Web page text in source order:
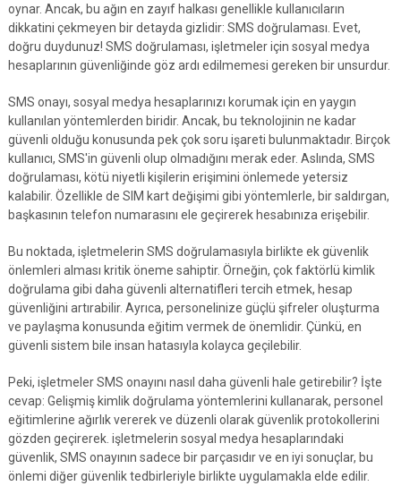
oynar. Ancak, bu ağın en zayıf halkası genellikle kullanıcıların
dikkatini çekmeyen bir detayda gizlidir: SMS doğrulaması. Evet,
doğru duydunuz! SMS doğrulaması, işletmeler için sosyal medya
hesaplarının güvenliğinde göz ardı edilmemesi gereken bir unsurdur.
SMS onayı, sosyal medya hesaplarınızı korumak için en yaygın
kullanılan yöntemlerden biridir. Ancak, bu teknolojinin ne kadar
güvenli olduğu konusunda pek çok soru işareti bulunmaktadır. Birçok
kullanıcı, SMS'in güvenli olup olmadığını merak eder. Aslında, SMS
doğrulaması, kötü niyetli kişilerin erişimini önlemede yetersiz
kalabilir. Özellikle de SIM kart değişimi gibi yöntemlerle, bir saldırgan,
başkasının telefon numarasını ele geçirerek hesabınıza erişebilir.
Bu noktada, işletmelerin SMS doğrulamasıyla birlikte ek güvenlik
önlemleri alması kritik öneme sahiptir. Örneğin, çok faktörlü kimlik
doğrulama gibi daha güvenli alternatifleri tercih etmek, hesap
güvenliğini artırabilir. Ayrıca, personelinize güçlü şifreler oluşturma
ve paylaşma konusunda eğitim vermek de önemlidir. Çünkü, en
güvenli sistem bile insan hatasıyla kolayca geçilebilir.
Peki, işletmeler SMS onayını nasıl daha güvenli hale getirebilir? İşte
cevap: Gelişmiş kimlik doğrulama yöntemlerini kullanarak, personel
eğitimlerine ağırlık vererek ve düzenli olarak güvenlik protokollerini
gözden geçirerek. işletmelerin sosyal medya hesaplarındaki
güvenlik, SMS onayının sadece bir parçasıdır ve en iyi sonuçlar, bu
önlemi diğer güvenlik tedbirleriyle birlikte uygulamakla elde edilir.